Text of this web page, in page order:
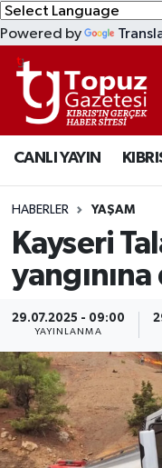
Powered by
CANLI YAYIN
HABERLER YAŞAM
Kayseri
29.07.2025 - 09:00
YAYINLANMA
KIBRIS
DÜNYA
EKONOMİ
MAGAZİN
SAĞLIK
TÜRKİYE
Lefkoşa
Lefkoşa Hava
Lefkoşa Trafik
Süper Lig Puan
Tüm Manşetler